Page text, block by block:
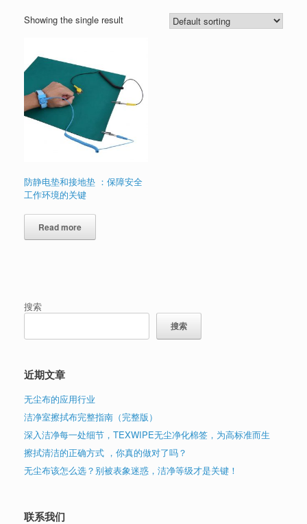
Showing the single result
防静电垫和接地垫 ：保障安全
工作环境的关键
Read more
搜索
搜索
近期文章
无尘布的应用行业
洁净室擦拭布完整指南（完整版）
深入洁净每一处细节，TEXWIPE无尘净化棉签，为高标准而生
擦拭清洁的正确方式 ，你真的做对了吗？
无尘布该怎么选？别被表象迷惑，洁净等级才是关键！
联系我们